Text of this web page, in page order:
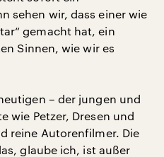
sehen wir, dass einer wie
gemacht hat, ein
Sinnen, wie wir es
– der jungen und
wie Petzer, Dresen und
reine Autorenfilmer. Die
glaube ich, ist außer